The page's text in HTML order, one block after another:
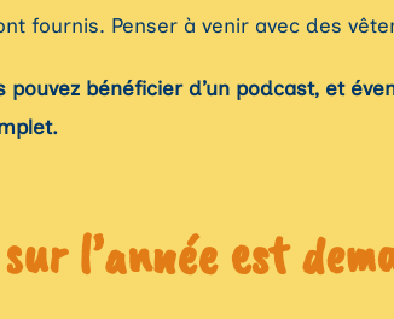
fournis. Penser à venir avec des
pouvez bénéficier d’un podcast, et
l’année est